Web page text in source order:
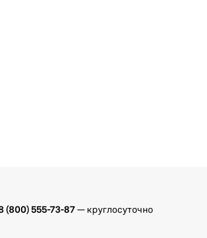
(800) 555-73-87 — круглосуточно